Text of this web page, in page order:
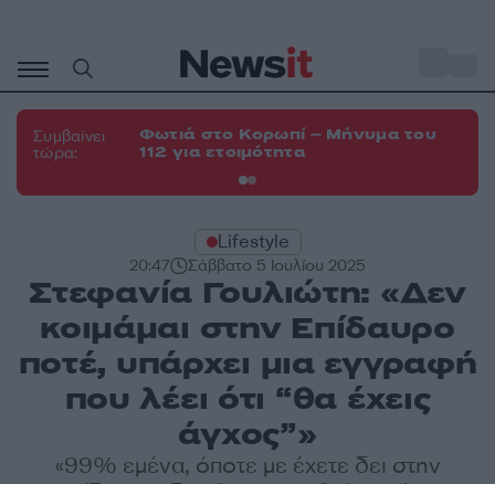
περιεχόμενο
Συμβαίνει
τώρα:
Φωτιά στο Κορωπί – Μήνυμα του
112 για ετοιμότητα
Lifestyle
20:47 Σάββατο 5 Ιουλίου 2025
Στεφανία Γουλιώτη: «Δεν
κοιμάμαι στην Επίδαυρο
ποτέ, υπάρχει μια εγγραφή
που λέει ότι “θα έχεις
άγχος”»
«99% εμένα, όποτε με έχετε δει στην